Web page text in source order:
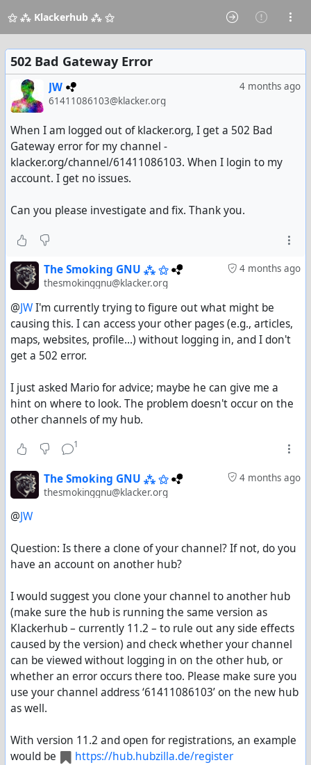
⚝ ⁂ Klackerhub ⁂ ⚝
502 Bad Gateway Error
4 months ago
JW
61411086103@klacker.org
When I am logged out of klacker.org, I get a 502 Bad
Gateway error for my channel -
klacker.org/channel/61411086103. When I login to my
account. I get no issues.
Can you please investigate and fix. Thank you.
4 months ago
The Smoking GNU ⁂ ⚝
thesmokinggnu@klacker.org
@JWI'm currently trying to figure out what might be
causing this. I can access your other pages (e.g., articles,
maps, websites, profile...) without logging in, and I don't
get a 502 error.
I just asked Mario for advice; maybe he can give me a
hint on where to look. The problem doesn't occur on the
other channels of my hub.
1
4 months ago
The Smoking GNU ⁂ ⚝
thesmokinggnu@klacker.org
@JW
Question: Is there a clone of your channel? If not, do you
have an account on another hub?
I would suggest you clone your channel to another hub
(make sure the hub is running the same version as
Klackerhub – currently 11.2 – to rule out any side effects
caused by the version) and check whether your channel
can be viewed without logging in on the other hub, or
whether an error occurs there too. Please make sure you
use your channel address ‘61411086103’ on the new hub
as well.
With version 11.2 and open for registrations, an example
would be
https://hub.hubzilla.de/register